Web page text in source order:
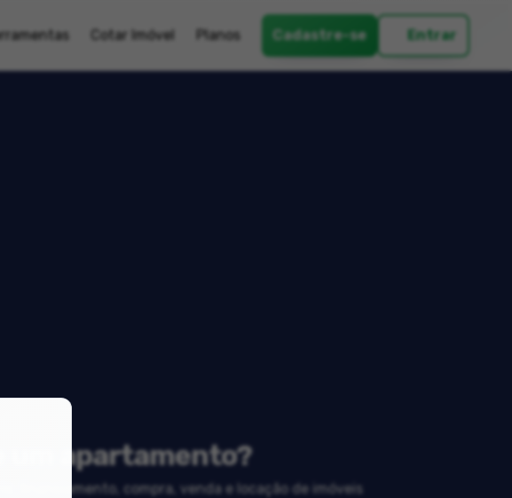
Cotar Imóvel Planos Cadastre-se Entrar
um apartamento?
financiamento, compra, venda e locação de imóveis